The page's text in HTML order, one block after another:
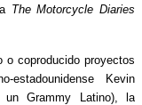
The Motorcycle Diaries
o coproducido proyectos
estadounidense Kevin
Grammy Latino), la